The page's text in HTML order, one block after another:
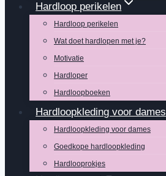
Hardloop perikelen
Hardloop perikelen
Wat doet hardlopen met je?
Motivatie
Hardloper
Hardloopboeken
Hardloopkleding voor dames
Hardloopkleding voor dames
Goedkope hardloopkleding
Hardlooprokjes